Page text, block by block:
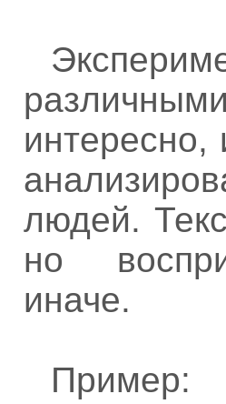
интересно,
людей.
но
иначе.